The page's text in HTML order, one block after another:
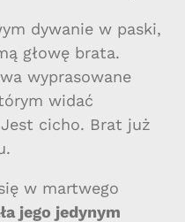
dywanie w paski,
głowę brata.
wyprasowane
widać
cicho. Brat już
w martwego
jego jedynym